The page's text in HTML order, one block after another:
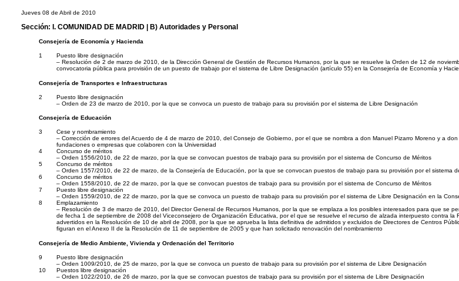
Jueves 08 de Abril de 2010
Sección: I. COMUNIDAD DE MADRID | B) Autoridades y Personal
Consejería de Economía y Hacienda
1
Puesto libre designación
– Resolución de 2 de marzo de 2010, de la Dirección General de Gestión de Recursos Humanos, por la que se resuelve la Orden de 12 de
convocatoria pública para provisión de un puesto de trabajo por el sistema de Libre Designación (artículo 55) en la Consejería de Economía y
Consejería de Transportes e Infraestructuras
2
Puesto libre designación
– Orden de 23 de marzo de 2010, por la que se convoca un puesto de trabajo para su provisión por el sistema de Libre Designación
Consejería de Educación
3
Cese y nombramiento
– Corrección de errores del Acuerdo de 4 de marzo de 2010, del Consejo de Gobierno, por el que se nombra a don Manuel Pizarro Moreno y a
fundaciones o empresas que colaboren con la Universidad
4
Concurso de méritos
– Orden 1556/2010, de 22 de marzo, por la que se convocan puestos de trabajo para su provisión por el sistema de Concurso de Méritos
5
Concurso de méritos
– Orden 1557/2010, de 22 de marzo, de la Consejería de Educación, por la que se convocan puestos de trabajo para su provisión por el sistema
6
Concurso de méritos
– Orden 1558/2010, de 22 de marzo, por la que se convocan puestos de trabajo para su provisión por el sistema de Concurso de Méritos
7
Puesto libre designación
– Orden 1559/2010, de 22 de marzo, por la que se convoca un puesto de trabajo para su provisión por el sistema de Libre Designación en la
8
Emplazamiento
– Resolución de 3 de marzo de 2010, del Director General de Recursos Humanos, por la que se emplaza a los posibles interesados para que se
de fecha 1 de septiembre de 2008 del Viceconsejero de Organización Educativa, por el que se resuelve el recurso de alzada interpuesto contra
advertidos en la Resolución de 10 de abril de 2008, por la que se aprueba la lista definitiva de admitidos y excluidos de Directores de Centros
figuran en el Anexo II de la Resolución de 11 de septiembre de 2005 y que han solicitado renovación del nombramiento
Consejería de Medio Ambiente, Vivienda y Ordenación del Territorio
9
Puesto libre designación
– Orden 1009/2010, de 25 de marzo, por la que se convoca un puesto de trabajo para su provisión por el sistema de Libre Designación
10
Puestos libre designación
– Orden 1022/2010, de 26 de marzo, por la que se convocan puestos de trabajo para su provisión por el sistema de Libre Designación